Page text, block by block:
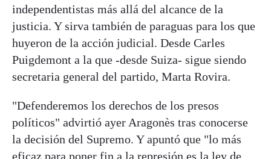
independentistas más allá del alcance de la
justicia. Y sirva también de paraguas para los que
huyeron de la acción judicial. Desde Carles
Puigdemont a la que -desde Suiza- sigue siendo
secretaria general del partido, Marta Rovira.
"Defenderemos los derechos de los presos
políticos" advirtió ayer Aragonès tras conocerse
la decisión del Supremo. Y apuntó que "lo más
eficaz para poner fin a la represión es la ley de